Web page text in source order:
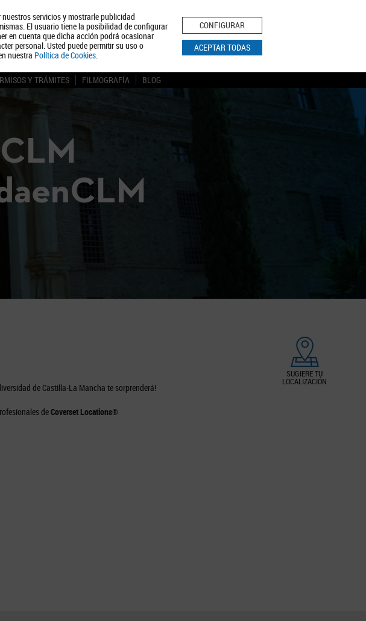
servicios y mostrarle publicidad
El usuario tiene la posibilidad de configurar
en cuenta que dicha acción podrá ocasionar
personal. Usted puede permitir su uso o
nuestra Política de Cookies.
CONFIGURAR
ACEPTAR TODAS
somos Turismo Política de Privacidad Aviso Legal Política de Cookies
BUSCAR
Y TRÁMITES FILMOGRAFÍA BLOG
SUGIERE TU
LOCALIZACIÓN
de Castilla-La Mancha te sorprenderá!
deCoverset Locations®